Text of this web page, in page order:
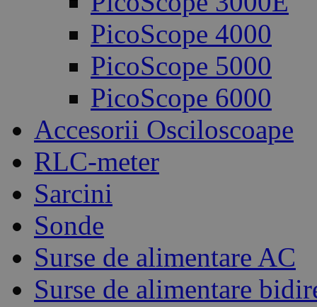
PicoScope 4000
PicoScope 5000
PicoScope 6000
Accesorii Osciloscoape
RLC-meter
Sarcini
Sonde
Surse de alimentare AC
Surse de alimentare